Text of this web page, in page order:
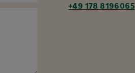
+49 178 8196065